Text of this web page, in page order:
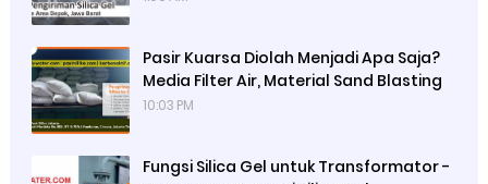
Pasir Kuarsa Diolah Menjadi Apa Saja?
Media Filter Air, Material Sand Blasting
10:03 PM
Fungsi Silica Gel untuk Transformator -